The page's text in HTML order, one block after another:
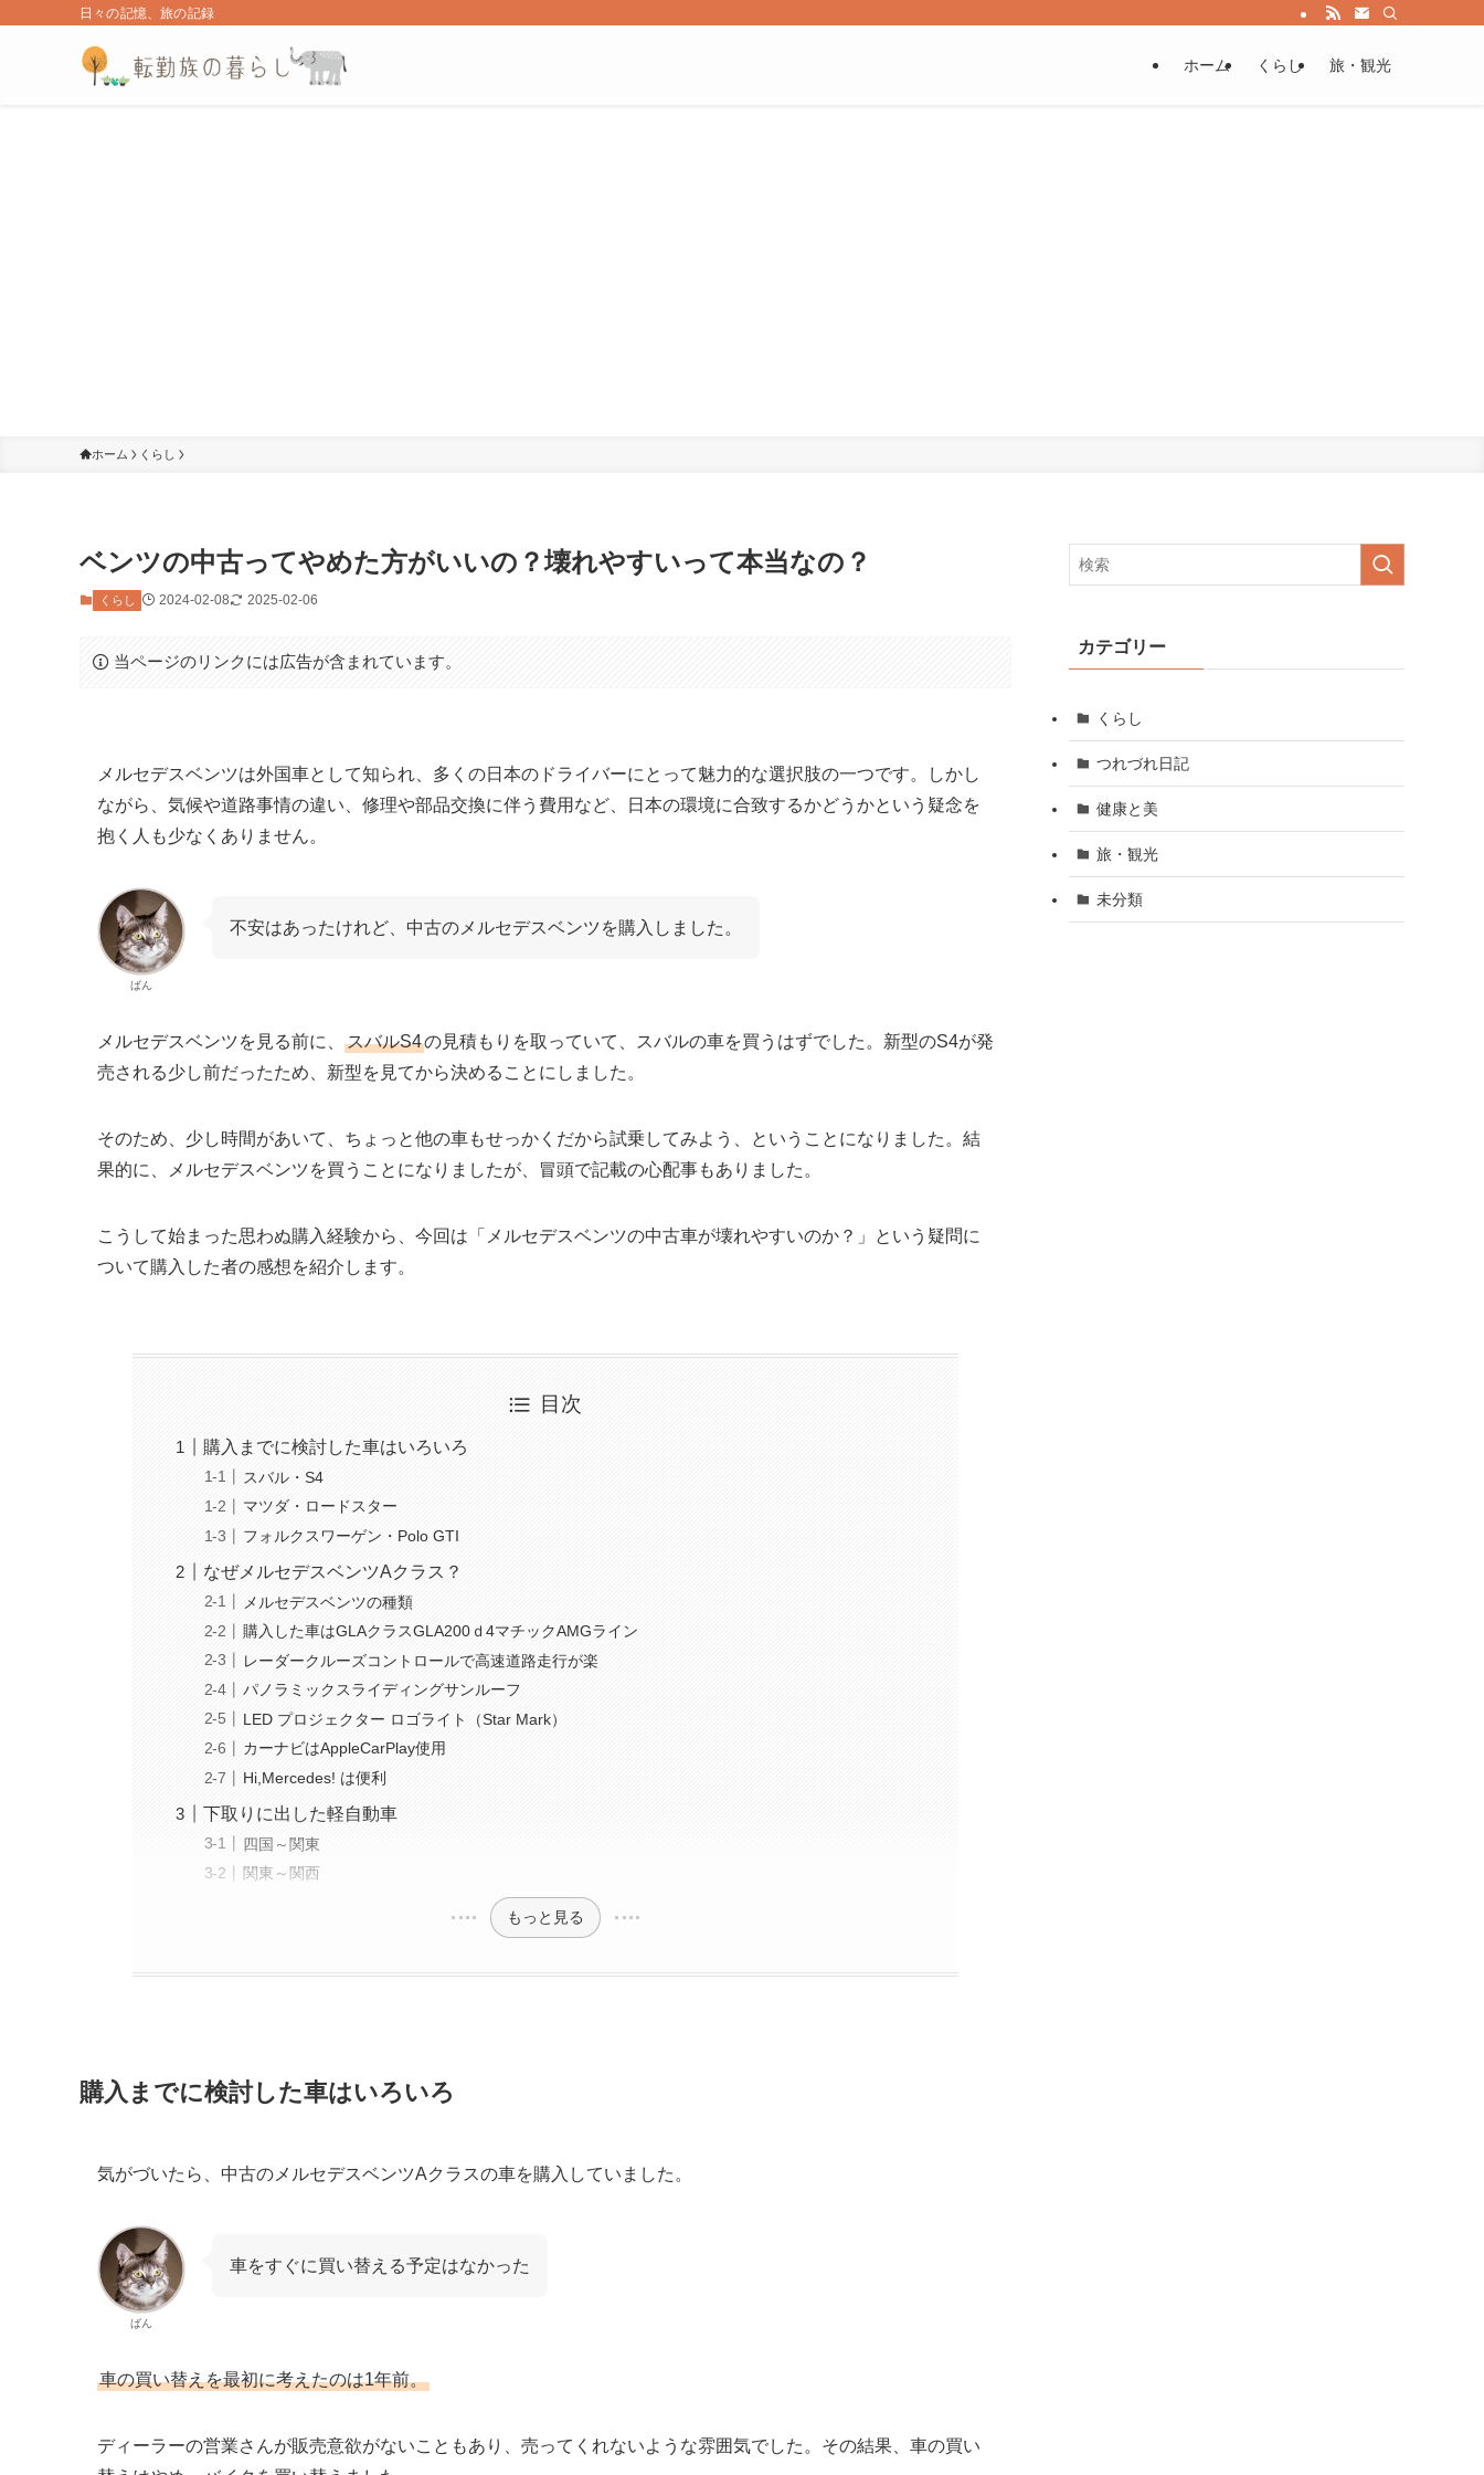
日々の記憶、旅の記録
ホーム くらし 旅・観光
ホーム くらし
ベンツの中古ってやめた方がいいの？壊れやすいって本当なの？
くらし 2024-02-08 2025-02-06
当ページのリンクには広告が含まれています。
メルセデスベンツは外国車として知られ、多くの日本のドライバーにとって魅力的な選択肢の一つです。しかし
ながら、気候や道路事情の違い、修理や部品交換に伴う費用など、日本の環境に合致するかどうかという疑念を
抱く人も少なくありません。
ばん
不安はあったけれど、中古のメルセデスベンツを購入しました。
メルセデスベンツを見る前に、 スバルS4の見積もりを取っていて、スバルの車を買うはずでした。新型のS4が発
売される少し前だったため、新型を見てから決めることにしました。
そのため、少し時間があいて、ちょっと他の車もせっかくだから試乗してみよう、ということになりました。結
果的に、メルセデスベンツを買うことになりましたが、冒頭で記載の心配事もありました。
こうして始まった思わぬ購入経験から、今回は「メルセデスベンツの中古車が壊れやすいのか？」という疑問に
ついて購入した者の感想を紹介します。
目次
購入までに検討した車はいろいろ
スバル・S4
マツダ・ロードスター
フォルクスワーゲン・Polo GTI
なぜメルセデスベンツAクラス？
メルセデスベンツの種類
購入した車はGLAクラスGLA200ｄ4マチックAMGライン
レーダークルーズコントロールで高速道路走行が楽
パノラミックスライディングサンルーフ
LED プロジェクター ロゴライト（Star Mark）
カーナビはAppleCarPlay使用
Hi,Mercedes! は便利
下取りに出した軽自動車
四国～関東
関東～関西
もっと見る
購入までに検討した車はいろいろ
気がづいたら、中古のメルセデスベンツAクラスの車を購入していました。
ばん
車をすぐに買い替える予定はなかった
車の買い替えを最初に考えたのは1年前。
ディーラーの営業さんが販売意欲がないこともあり、売ってくれないような雰囲気でした。その結果、車の買い
カテゴリー
くらし
つれづれ日記
健康と美
旅・観光
未分類